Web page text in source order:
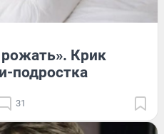
Крик
подростка
31